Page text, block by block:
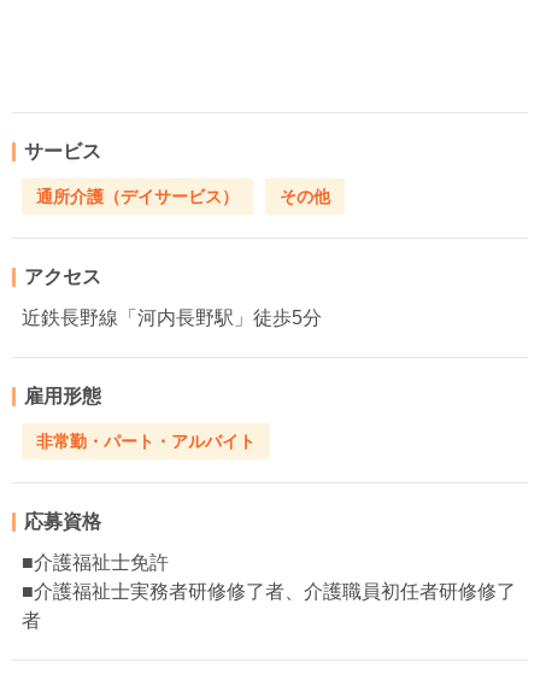
サービス
通所介護（デイサービス） その他
アクセス
近鉄長野線「河内長野駅」徒歩5分
雇用形態
非常勤・パート・アルバイト
応募資格
■介護福祉士免許
■介護福祉士実務者研修修了者、介護職員初任者研修修了
者